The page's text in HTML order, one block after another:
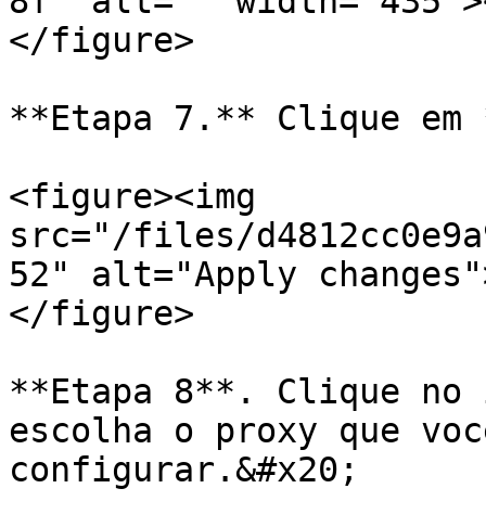
</figure>
**Etapa 7.** Clique
<figure><img
src="/files/
52" alt="Apply
</figure>
**Etapa 8**. Clique no
escolha o proxy que
configurar.&#x20;